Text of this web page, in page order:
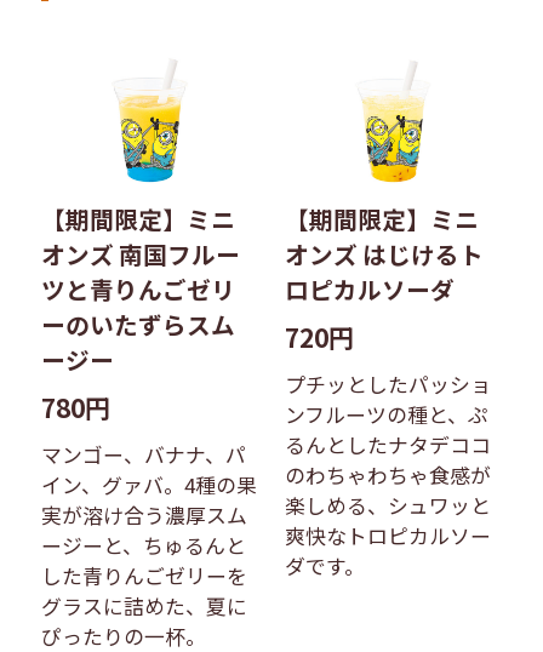
【期間限定】ミニ
オンズ 南国フルー
ツと青りんごゼリ
ーのいたずらスム
ージー
780円
マンゴー、バナナ、パ
イン、グァバ。4種の果
実が溶け合う濃厚スム
ージーと、ちゅるんと
した青りんごゼリーを
グラスに詰めた、夏に
ぴったりの一杯。
【期間限定】ミニ
オンズ はじけるト
ロピカルソーダ
720円
プチッとしたパッショ
ンフルーツの種と、ぷ
るんとしたナタデココ
のわちゃわちゃ食感が
楽しめる、シュワッと
爽快なトロピカルソー
ダです。